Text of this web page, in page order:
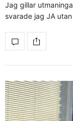
Jag gillar
svarade jag JA